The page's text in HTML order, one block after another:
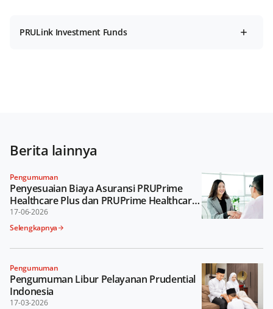
PRULink Investment Funds
Berita lainnya
Pengumuman
Penyesuaian Biaya Asuransi PRUPrime
Healthcare Plus dan PRUPrime Healthcare
Plus Pro
17-06-2026
Selengkapnya
Pengumuman
Pengumuman Libur Pelayanan Prudential
Indonesia
17-03-2026